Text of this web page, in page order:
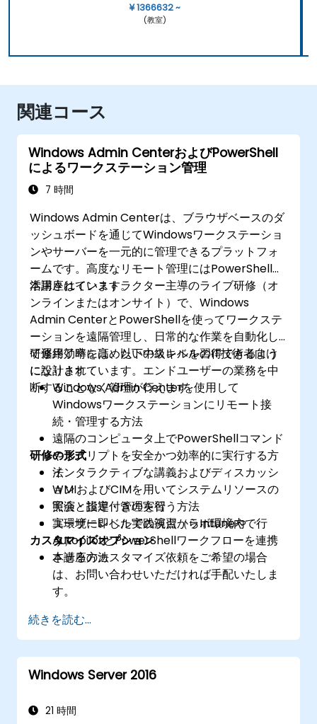
¥ 1366632 ~
(教室)
関連コース
Windows Admin CenterおよびPowerShell
によるワークステーション管理
7 時間
Windows Admin Centerは、ブラウザベースのダ
ッシュボードを通じてWindowsワークステーショ
ンやサーバーを一元的に管理できるプラットフォ
ームです。高度なリモート管理にはPowerShellが
活用されています。
本講座はインストラクター主導のライブ研修（オ
ンラインまたはオンサイト）で、Windows
Admin CenterとPowerShellを使ってワークステ
ーションを遠隔管理し、日常的な作業を自動化し
て運用効率を高めたい中級レベルのIT技術者向け
に設計されています。エンドユーザーの業務を中
断することなく管理が行えます。
研修終了時には、以下のスキルを習得できるよう
になります：
Windows Admin Centerを使用して
Windowsワークステーションにリモート接
続・管理する方法
遠隔のコンピュータ上でPowerShellコマンド
やスクリプトを安全かつ効率的に実行する方
法
WMIおよびCIMを用いてシステムリソースの
照会・設定・管理を行う方法
ユーザーレベルでの視点からIntuneや
AutopilotとPowerShellワークフローを連携
させる方法
研修の形式
インタラクティブな講義およびディスカッシ
ョン
実演と指導付きの実習
実環境に即した実践演習（ラボ環境内で行
う）
カスタマイズオプション
本講座のカスタマイズ依頼をご希望の場合
は、お問い合わせいただければ手配いたしま
す。
続きを読む...
Windows Server 2016
21 時間